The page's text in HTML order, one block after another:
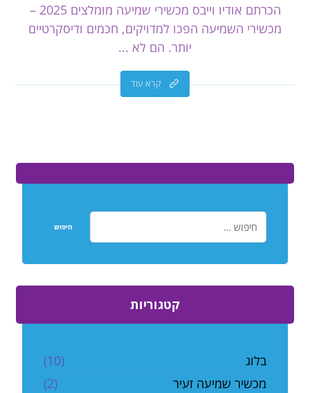
הכרתם אודיו וייבס מכשירי שמיעה מומלצים 2025 –
מכשירי השמיעה הפכו למדויקים, חכמים ודיסקרטיים
יותר. הם לא ...
קרא עוד
קטגוריות
בלוג
(10)
מכשיר שמיעה זעיר
(2)